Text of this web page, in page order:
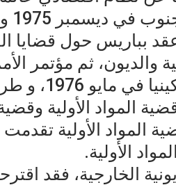
عقد بباريس حول قضايا
والديون، ثم مؤتمر
الذي عقد في
المواد الأولية
المواد الأولية
الأولية.
الخارجية، فقد